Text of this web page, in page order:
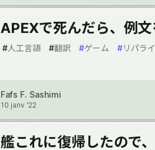
APEXで死んだら、例文
#人工言語 #翻訳 #ゲーム #リパラ
Fafs F. Sashimi
10 janv '22
艦これに復帰したので